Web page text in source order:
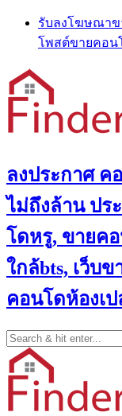
Skip
content
รับลงโฆษณาข
โพสต์ขายคอน
ลงประกาศ ค
ไม่ถึงล้าน ปร
โดหรู, ขายค
ใกล้bts, เว็บ
คอนโดห้องเป